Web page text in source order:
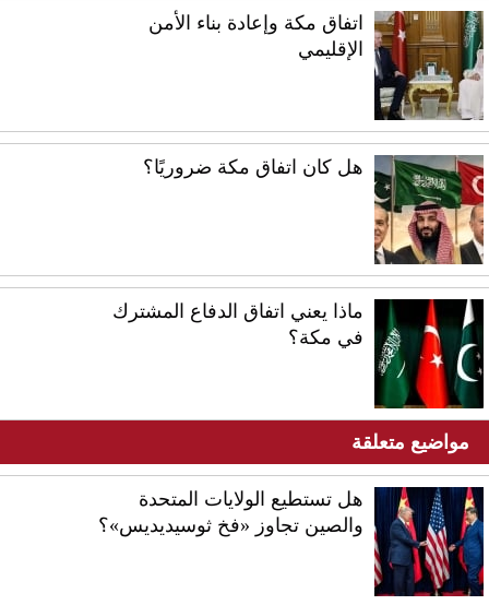
اتفاق مكة وإعادة بناء الأمن
الإقليمي
هل كان اتفاق مكة ضروريًا؟
ماذا يعني اتفاق الدفاع المشترك
في مكة؟
مواضيع متعلقة
هل تستطيع الولايات المتحدة
والصين تجاوز «فخ ثوسيديديس»؟